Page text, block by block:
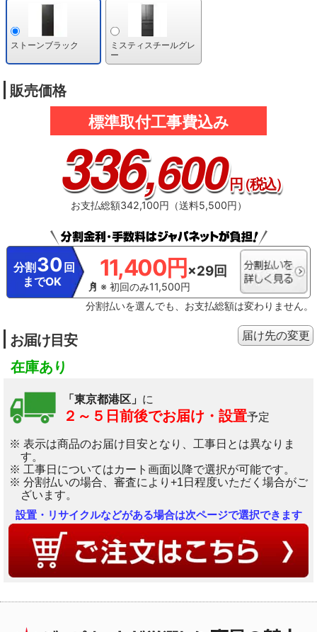
※5 魚や肉類などがサクッと切れます。食品の種類や量、冷却時間な
※6 ボトルコーナーは含まない。ボトルコーナー
に保存した野菜の乾燥が気になる場合はラップや袋に入れて保存すること。
ストーンブラック
ミスティスチールグレ
ー
販売価格
標準取付工事費込み
336,600円（税込）
お支払総額342,100円（送料5,500円）
分割 30 回
までOK
11,400円 ×29回
※ 初回のみ11,500円
分割払いを選んでも、お支払総額は変わりません。
お届け目安
在庫あり
「東京都港区」 に
２～５日前後でお届け・設置予定
※ 表示は商品のお届け目安となり、工事日とは異なりま
す。
※ 工事日についてはカート画面以降で選択が可能です。
※ 分割払いの場合、審査により+1日程度いただく場合がご
ざいます。
届け先の変更
設置・リサイクルなどがある場合は次ページで選択できます